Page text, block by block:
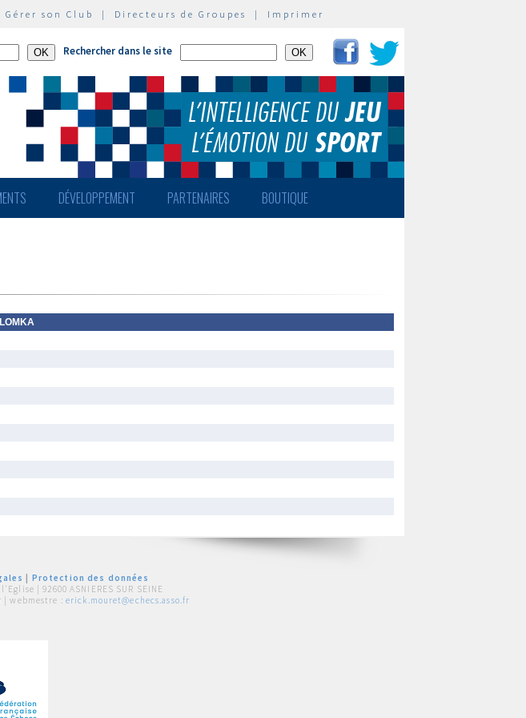
Gérer son Club | Directeurs de Groupes | Imprimer
Rechercher dans le site
DÉVELOPPEMENT PARTENAIRES BOUTIQUE
Protection des données
| 92600 ASNIERES SUR SEINE
| webmestre : erick.mouret@echecs.asso.fr